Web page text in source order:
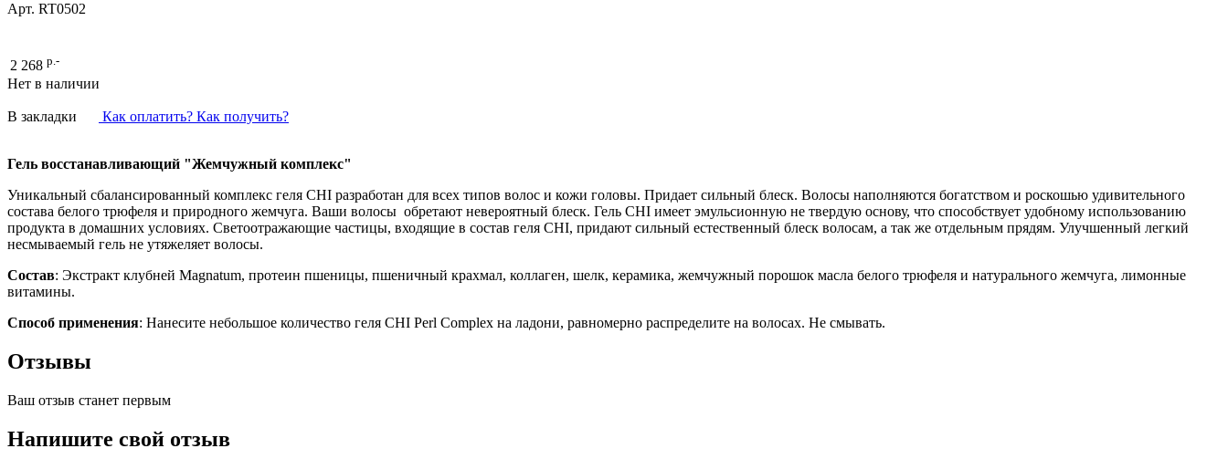
Арт. RT0502
2 268 р.-
Нет в наличии
В закладки Как оплатить? Как получить?
Гель восстанавливающий "Жемчужный комплекс"
Уникальный сбалансированный комплекс геля СHI разработан для всех типов волос и кожи головы. Придает сильный блеск. Волосы наполняются богатством и роскошью удивительного
состава белого трюфеля и природного жемчуга. Ваши волосы обретают невероятный блеск. Гель CHI имеет эмульсионную не твердую основу, что способствует удобному использованию
продукта в домашних условиях. Светоотражающие частицы, входящие в состав геля CHI, придают сильный естественный блеск волосам, а так же отдельным прядям. Улучшенный легкий
несмываемый гель не утяжеляет волосы.
Состав: Экстракт клубней Magnatum, протеин пшеницы, пшеничный крахмал, коллаген, шелк, керамика, жемчужный порошок масла белого трюфеля и натурального жемчуга, лимонные
витамины.
Способ применения: Нанесите небольшое количество геля CHI Perl Complex на ладони, равномерно распределите на волосах. Не смывать.
Отзывы
Ваш отзыв станет первым
Напишите свой отзыв